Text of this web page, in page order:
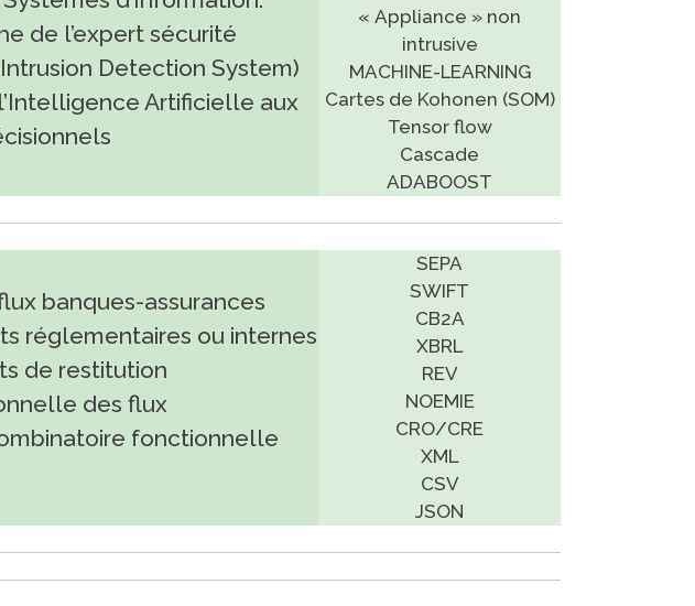
de l’expert sécurité
Detection System)
Artificielle aux
« Appliance » non
intrusive
MACHINE-LEARNING
Cartes de Kohonen (SOM)
Tensor flow
Cascade
ADABOOST
banques-assurances
réglementaires ou internes
de restitution
des flux
fonctionnelle
SEPA
SWIFT
CB2A
XBRL
REV
NOEMIE
CRO/CRE
XML
CSV
JSON